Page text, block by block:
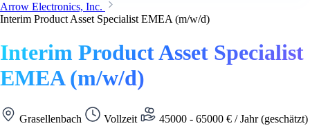
Arrow Electronics, Inc.
Interim Product Asset Specialist EMEA (m/w/d)
Interim Product Asset Specialist
EMEA (m/w/d)
Grasellenbach Vollzeit
45000 - 65000 € / Jahr (geschätzt)